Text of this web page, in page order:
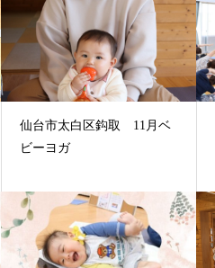
仙台市太白区鈎取 11月ベ
ビーヨガ